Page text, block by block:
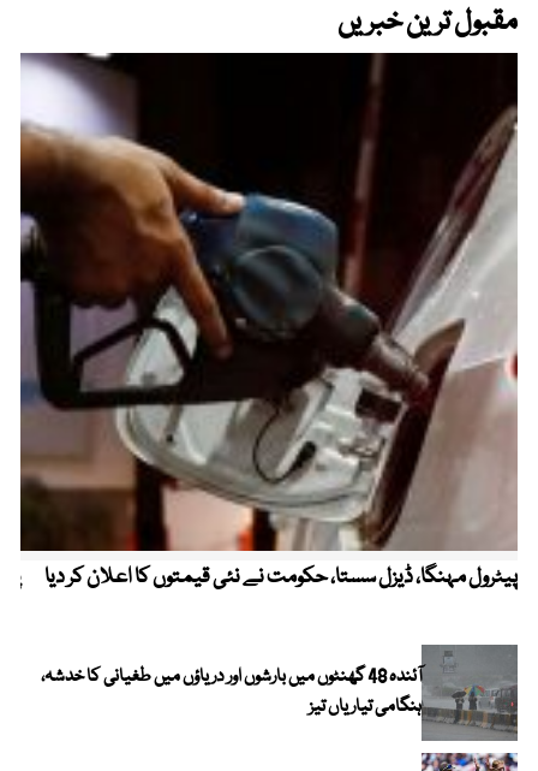
مقبول ترین خبریں
پیٹرول مہنگا، ڈیزل سستا، حکومت نے نئی قیمتوں کا اعلان کر دیا
آئندہ 48 گھنٹوں میں بارشوں اور دریاؤں میں طغیانی کا خدشہ،
ہنگامی تیاریاں تیز